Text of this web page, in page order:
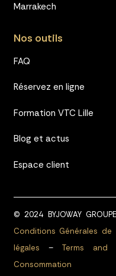
Marrakech
Nos outils
FAQ
Réservez en ligne
Formation VTC Lille
Blog et actus
Espace client
© 2024 BYJOWAY
Conditions Générales de
légales – Terms and
Consommation